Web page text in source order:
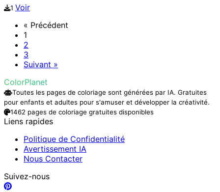
1 Voir
« Précédent
1
2
3
Suivant »
ColorPlanet
Toutes les pages de coloriage sont générées par IA. Gratuites
pour enfants et adultes pour s'amuser et développer la créativité.
1462 pages de coloriage gratuites disponibles
Liens rapides
Politique de Confidentialité
Avertissement IA
Nous Contacter
Suivez-nous